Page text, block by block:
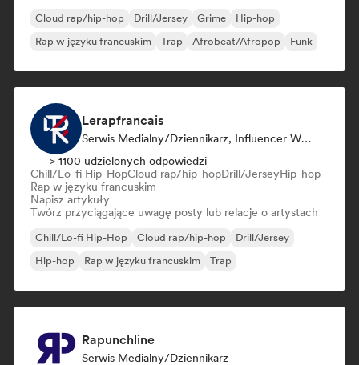
Cloud rap/hip-hop Drill/Jersey Grime
Hip-hop
Rap w języku francuskim
Trap Afrobeat/Afropop Funk
Lerapfrancais
Serwis Medialny/Dziennikarz, Influencer W Mediach Społecznościowych
> 1100 udzielonych odpowiedzi
Chill/Lo-fi Hip-HopCloud rap/hip-hopDrill/JerseyHip-hop
Rap w języku francuskim
Napisz artykuły
Twórz przyciągające uwagę posty lub relacje o artystach
Chill/Lo-fi Hip-Hop Cloud rap/hip-hop
Drill/Jersey
Hip-hop
Rap w języku francuskim Trap
Rapunchline
Serwis Medialny/Dziennikarz